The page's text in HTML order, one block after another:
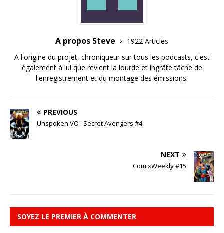
A propos Steve
1922 Articles
A l'origine du projet, chroniqueur sur tous les podcasts, c'est
également à lui que revient la lourde et ingrâte tâche de
l'enregistrement et du montage des émissions.
PREVIOUS
Unspoken VO : Secret Avengers #4
NEXT
ComixWeekly #15
SOYEZ LE PREMIER À COMMENTER